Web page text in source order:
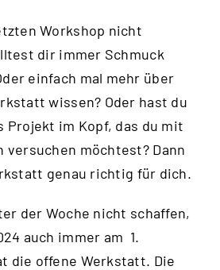
Workshop nicht
dir immer Schmuck
einfach mal mehr über
wissen? Oder hast du
Projekt im Kopf, das du mit
möchtest? Dann
genau richtig für dich.
der Woche nicht schaffen,
auch immer am 1.
die offene Werkstatt. Die